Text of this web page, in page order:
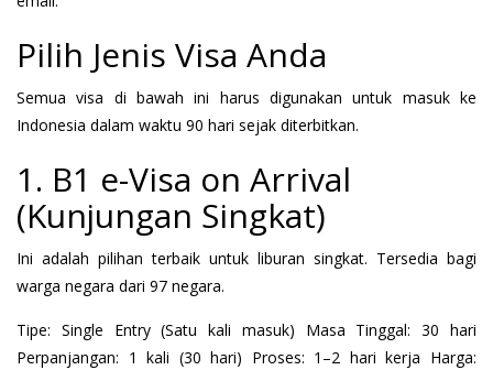
Pilih Jenis Visa Anda
Semua visa di bawah ini harus digunakan untuk masuk ke
Indonesia dalam waktu 90 hari sejak diterbitkan.
1. B1 e-Visa on Arrival
(Kunjungan Singkat)
Ini adalah pilihan terbaik untuk liburan singkat. Tersedia bagi
warga negara dari 97 negara.
Tipe: Single Entry (Satu kali masuk) Masa Tinggal: 30 hari
Perpanjangan: 1 kali (30 hari) Proses: 1–2 hari kerja Harga: